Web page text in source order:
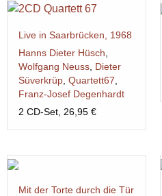
Live in Saarbrücken, 1968
Hanns Dieter Hüsch
Wolfgang Neuss Dieter
Süverkrüp Quartett67
Franz-Josef Degenhardt
2 CD-Set, 26,95 €
Mit der Torte durch die Tür